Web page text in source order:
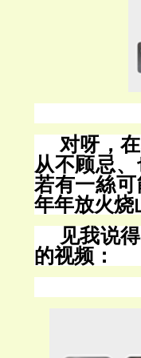
对呀，
从不顾忌
若有一絲
年年放火烧
见我说
的视频：